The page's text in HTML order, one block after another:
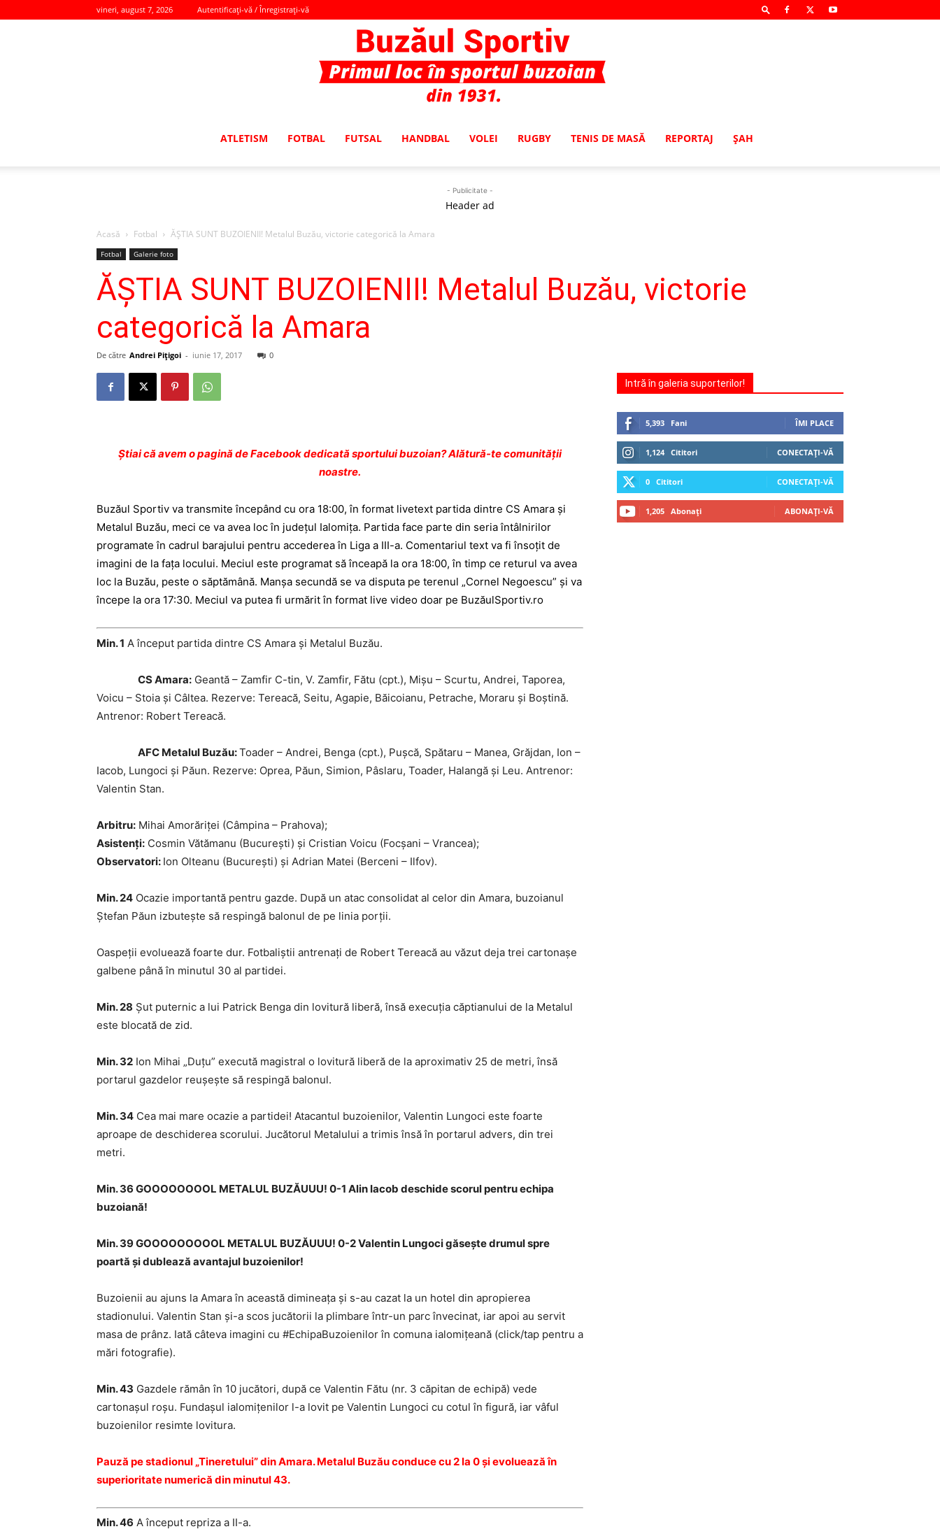
vineri, august 7, 2026 Autentificați-vă / Înregistrați-vă
ATLETISM FOTBAL FUTSAL HANDBAL VOLEI RUGBY TENIS DE MASĂ REPORTAJ ŞAH
- Publicitate -
Header ad
Acasă Fotbal ĂŞTIA SUNT BUZOIENII! Metalul Buzău, victorie categorică la Amara
Fotbal Galerie foto
ĂŞTIA SUNT BUZOIENII! Metalul Buzău, victorie
categorică la Amara
De către Andrei Pițigoi - iunie 17, 2017 0
Ştiai că avem o pagină de Facebook dedicată sportului buzoian? Alătură-te comunității
noastre.
Buzăul Sportiv va transmite începând cu ora 18:00, în format livetext partida dintre CS Amara şi
Metalul Buzău, meci ce va avea loc în judeţul Ialomiţa. Partida face parte din seria întâlnirilor
programate în cadrul barajului pentru accederea în Liga a III-a. Comentariul text va fi însoţit de
imagini de la faţa locului. Meciul este programat să înceapă la ora 18:00, în timp ce returul va avea
loc la Buzău, peste o săptămână. Manşa secundă se va disputa pe terenul „Cornel Negoescu” şi va
începe la ora 17:30. Meciul va putea fi urmărit în format live video doar pe BuzăulSportiv.ro
Min. 1 A început partida dintre CS Amara şi Metalul Buzău.
CS Amara: Geantă – Zamfir C-tin, V. Zamfir, Fătu (cpt.), Mişu – Scurtu, Andrei, Taporea,
Voicu – Stoia şi Câltea. Rezerve: Tereacă, Seitu, Agapie, Băicoianu, Petrache, Moraru şi Boştină.
Antrenor: Robert Tereacă.
AFC Metalul Buzău:Toader – Andrei, Benga (cpt.), Puşcă, Spătaru – Manea, Grăjdan, Ion –
Iacob, Lungoci şi Păun. Rezerve: Oprea, Păun, Simion, Pâslaru, Toader, Halangă şi Leu. Antrenor:
Valentin Stan.
Arbitru: Mihai Amorăriţei (Câmpina – Prahova);
Asistenţi: Cosmin Vătămanu (Bucureşti) şi Cristian Voicu (Focşani – Vrancea);
Observatori: Ion Olteanu (Bucureşti) şi Adrian Matei (Berceni – Ilfov).
Min. 24 Ocazie importantă pentru gazde. După un atac consolidat al celor din Amara, buzoianul
Ştefan Păun izbuteşte să respingă balonul de pe linia porţii.
Oaspeţii evoluează foarte dur. Fotbaliştii antrenaţi de Robert Tereacă au văzut deja trei cartonaşe
galbene până în minutul 30 al partidei.
Min. 28 Şut puternic a lui Patrick Benga din lovitură liberă, însă execuţia căptianului de la Metalul
este blocată de zid.
Min. 32 Ion Mihai „Duţu” execută magistral o lovitură liberă de la aproximativ 25 de metri, însă
portarul gazdelor reuşeşte să respingă balonul.
Min. 34 Cea mai mare ocazie a partidei! Atacantul buzoienilor, Valentin Lungoci este foarte
aproape de deschiderea scorului. Jucătorul Metalului a trimis însă în portarul advers, din trei
metri.
Min. 36 GOOOOOOOOL METALUL BUZĂUUU! 0-1 Alin Iacob deschide scorul pentru echipa
buzoiană!
Min. 39 GOOOOOOOOOL METALUL BUZĂUUU! 0-2 Valentin Lungoci găseşte drumul spre
poartă şi dublează avantajul buzoienilor!
Buzoienii au ajuns la Amara în această dimineaţa şi s-au cazat la un hotel din apropierea
stadionului. Valentin Stan şi-a scos jucătorii la plimbare într-un parc învecinat, iar apoi au servit
masa de prânz. Iată câteva imagini cu #EchipaBuzoienilor în comuna ialomiţeană (click/tap pentru a
mări fotografie).
Min. 43 Gazdele rămân în 10 jucători, după ce Valentin Fătu (nr. 3 căpitan de echipă) vede
cartonaşul roşu. Fundaşul ialomiţenilor l-a lovit pe Valentin Lungoci cu cotul în figură, iar vâful
buzoienilor resimte lovitura.
Pauză pe stadionul „Tineretului” din Amara. Metalul Buzău conduce cu 2 la 0 şi evoluează în
superioritate numerică din minutul 43.
Min. 46 A început repriza a II-a.
Intră în galeria suporterilor!
5,393 Fani ÎMI PLACE
1,124 Cititori CONECTAȚI-VĂ
0 Cititori CONECTAȚI-VĂ
1,205 Abonați ABONAȚI-VĂ